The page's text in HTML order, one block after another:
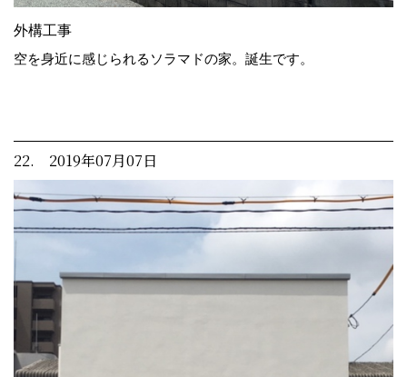
外構工事
空を身近に感じられるソラマドの家。誕生です。
22. 2019年07月07日